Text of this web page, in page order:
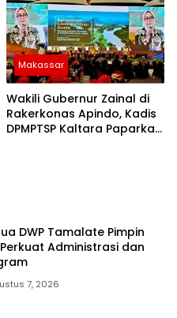
Makassar
Wakili Gubernur Zainal di
Rakerkonas Apindo, Kadis
DPMPTSP Kaltara Paparkan
DWP Tamalate Pimpin
Administrasi dan
7, 2026